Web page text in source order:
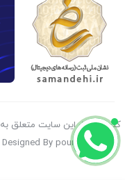
Designed By pouryan 2026